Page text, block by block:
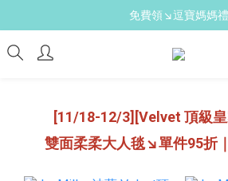
新手爸媽必備↘育兒懶
免費領↘逗寶媽媽禮
送禮心意↘親子胺基酸潔膚皂(
[11/18-12/3][Velvet 頂級
雙面柔柔大人毯↘單件95折